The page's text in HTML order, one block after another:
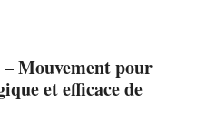
Mouvement pour
et efficace de